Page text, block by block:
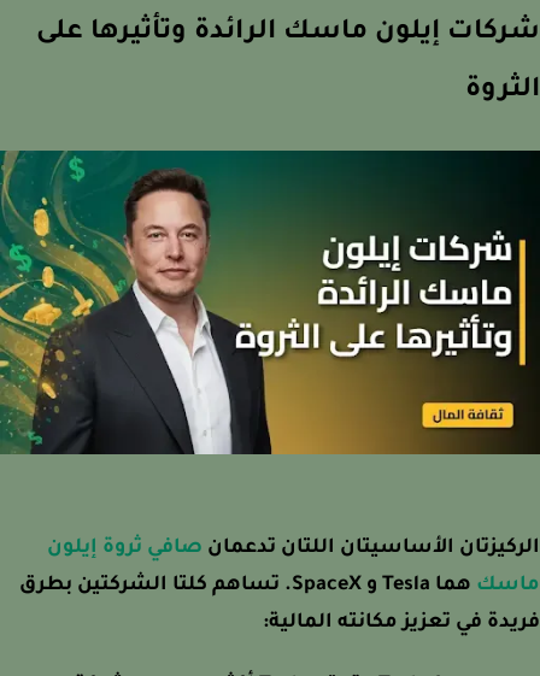
إيلون ماسك الرائدة وتأثيرها على
الأساسيتان اللتان تدعمانصافي ثروة إيلون
هما Tesla و SpaceX. تساهم كلتا الشركتين بطرق
في تعزيز مكانته المالية: